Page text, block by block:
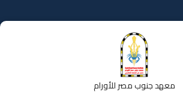
معهد جنوب مصر للأورام